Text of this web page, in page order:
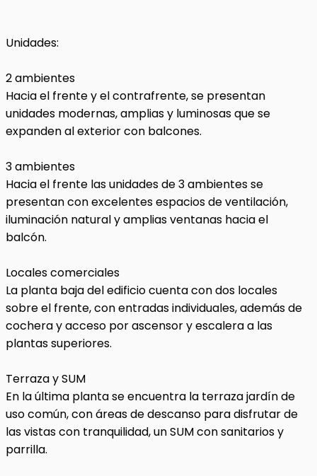
Unidades:
2 ambientes
Hacia el frente y el contrafrente, se presentan
unidades modernas, amplias y luminosas que se
expanden al exterior con balcones.
3 ambientes
Hacia el frente las unidades de 3 ambientes se
presentan con excelentes espacios de ventilación,
iluminación natural y amplias ventanas hacia el
balcón.
Locales comerciales
La planta baja del edificio cuenta con dos locales
sobre el frente, con entradas individuales, además de
cochera y acceso por ascensor y escalera a las
plantas superiores.
Terraza y SUM
En la última planta se encuentra la terraza jardín de
uso común, con áreas de descanso para disfrutar de
las vistas con tranquilidad, un SUM con sanitarios y
parrilla.